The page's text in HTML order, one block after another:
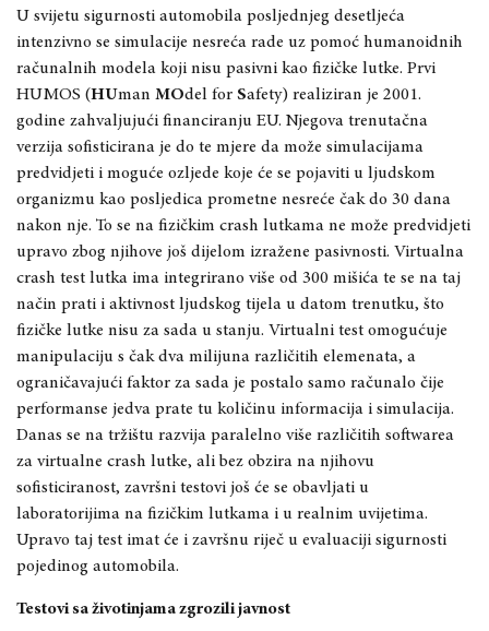
U svijetu sigurnosti automobila posljednjeg desetljeća
intenzivno se simulacije nesreća rade uz pomoć humanoidnih
računalnih modela koji nisu pasivni kao fizičke lutke. Prvi
HUMOS (HUman MOdel for Safety) realiziran je 2001.
godine zahvaljujući financiranju EU. Njegova trenutačna
verzija sofisticirana je do te mjere da može simulacijama
predvidjeti i moguće ozljede koje će se pojaviti u ljudskom
organizmu kao posljedica prometne nesreće čak do 30 dana
nakon nje. To se na fizičkim crash lutkama ne može predvidjeti
upravo zbog njihove još dijelom izražene pasivnosti. Virtualna
crash test lutka ima integrirano više od 300 mišića te se na taj
način prati i aktivnost ljudskog tijela u datom trenutku, što
fizičke lutke nisu za sada u stanju. Virtualni test omogućuje
manipulaciju s čak dva milijuna različitih elemenata, a
ograničavajući faktor za sada je postalo samo računalo čije
performanse jedva prate tu količinu informacija i simulacija.
Danas se na tržištu razvija paralelno više različitih softwarea
za virtualne crash lutke, ali bez obzira na njihovu
sofisticiranost, završni testovi još će se obavljati u
laboratorijima na fizičkim lutkama i u realnim uvijetima.
Upravo taj test imat će i završnu riječ u evaluaciji sigurnosti
pojedinog automobila.
Testovi sa životinjama zgrozili javnost